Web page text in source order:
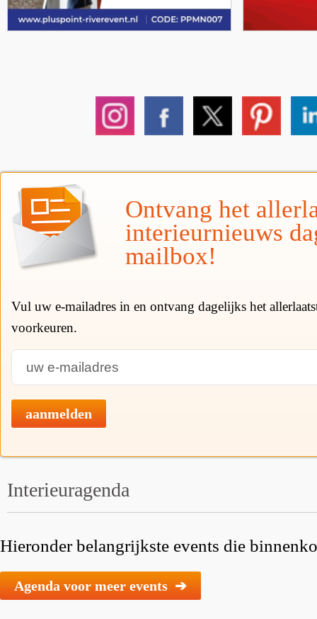
Ontvang het
interieurnieuws
mailbox!
Vul uw e-mailadres in en ontvang dagelijks het
voorkeuren.
aanmelden
Interieuragenda
Hieronder belangrijkste events die
Agenda voor meer events ➔